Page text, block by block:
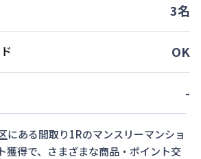
3名
OK
-
にある間取り1Rのマンスリーマンショ
獲得で、さまざまな商品・ポイント交